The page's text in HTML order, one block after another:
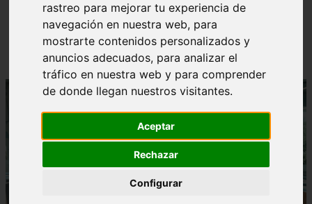
rastreo para mejorar tu experiencia de
navegación en nuestra web, para
mostrarte contenidos personalizados y
anuncios adecuados, para analizar el
tráfico en nuestra web y para comprender
de donde llegan nuestros visitantes.
Aceptar
Rechazar
Configurar
La tecnica de creatividad Da Vinci